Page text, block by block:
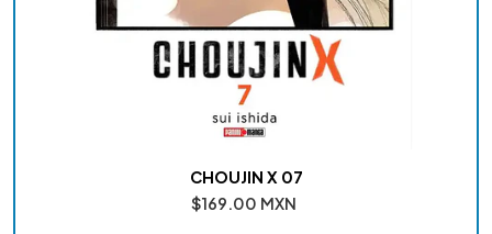
CHOUJIN X 07
$169.00 MXN